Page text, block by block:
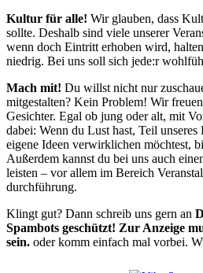
Kultur für alle! Wir glauben, dass
sollte. Deshalb sind viele unserer
wenn doch Eintritt erhoben wird,
niedrig. Bei uns soll sich jede:r
Mach mit! Du willst nicht nur
mitgestalten? Kein Problem! Wir
Gesichter. Egal ob jung oder alt, mit
dabei: Wenn du Lust hast, Teil
eigene Ideen verwirklichen möchtest,
Außerdem kannst du bei uns auch
leisten – vor allem im Bereich
durchführung.
Klingt gut? Dann schreib uns gern an
Spambots geschützt! Zur Anzeige
sein. oder komm einfach mal vorbei.